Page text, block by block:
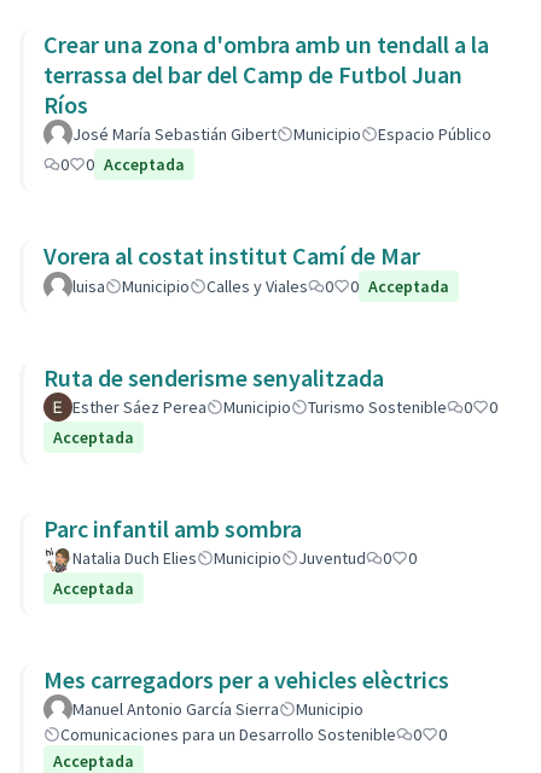
Crear una zona d'ombra amb un tendall a la
terrassa del bar del Camp de Futbol Juan
Ríos
José María Sebastián Gibert Municipio
Espacio Público
0
0 Acceptada
Vorera al costat institut Camí de Mar
luisa Municipio Calles y Viales 0 0 Acceptada
Ruta de senderisme senyalitzada
Esther Sáez Perea Municipio Turismo Sostenible 0
0
Acceptada
Parc infantil amb sombra
Natalia Duch Elies Municipio Juventud 0
0
Acceptada
Mes carregadors per a vehicles elèctrics
Manuel Antonio García Sierra
Municipio
Comunicaciones para un Desarrollo Sostenible
0
0
Acceptada